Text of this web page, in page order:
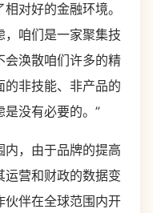
对好的金融环境。
咱们是一家聚集技
会涣散咱们许多的精
的非技能、非产品的
没有必要的。”
，由于品牌的提高
营和财政的数据变
伙伴在全球范围内开